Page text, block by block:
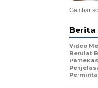
Gambar
Berita
‎Video
Berulat